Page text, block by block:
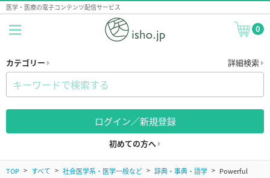
医学・医療の電子コンテンツ配信サービス
0
カテゴリー 詳細検索
ログイン／新規登録
初めての方へ
TOP すべて 社会医学系・医学一般など 辞典・事典・語学
Powerful